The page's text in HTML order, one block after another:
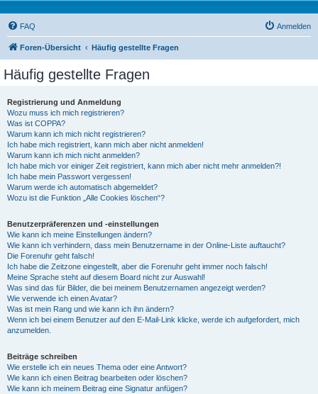
FAQ Anmelden
Foren-Übersicht Häufig gestellte Fragen
Häufig gestellte Fragen
Registrierung und Anmeldung
Wozu muss ich mich registrieren?
Was ist COPPA?
Warum kann ich mich nicht registrieren?
Ich habe mich registriert, kann mich aber nicht anmelden!
Warum kann ich mich nicht anmelden?
Ich habe mich vor einiger Zeit registriert, kann mich aber nicht mehr anmelden?!
Ich habe mein Passwort vergessen!
Warum werde ich automatisch abgemeldet?
Wozu ist die Funktion „Alle Cookies löschen“?
Benutzerpräferenzen und -einstellungen
Wie kann ich meine Einstellungen ändern?
Wie kann ich verhindern, dass mein Benutzername in der Online-Liste auftaucht?
Die Forenuhr geht falsch!
Ich habe die Zeitzone eingestellt, aber die Forenuhr geht immer noch falsch!
Meine Sprache steht auf diesem Board nicht zur Auswahl!
Was sind das für Bilder, die bei meinem Benutzernamen angezeigt werden?
Wie verwende ich einen Avatar?
Was ist mein Rang und wie kann ich ihn ändern?
Wenn ich bei einem Benutzer auf den E-Mail-Link klicke, werde ich aufgefordert, mich
anzumelden.
Beiträge schreiben
Wie erstelle ich ein neues Thema oder eine Antwort?
Wie kann ich einen Beitrag bearbeiten oder löschen?
Wie kann ich meinem Beitrag eine Signatur anfügen?